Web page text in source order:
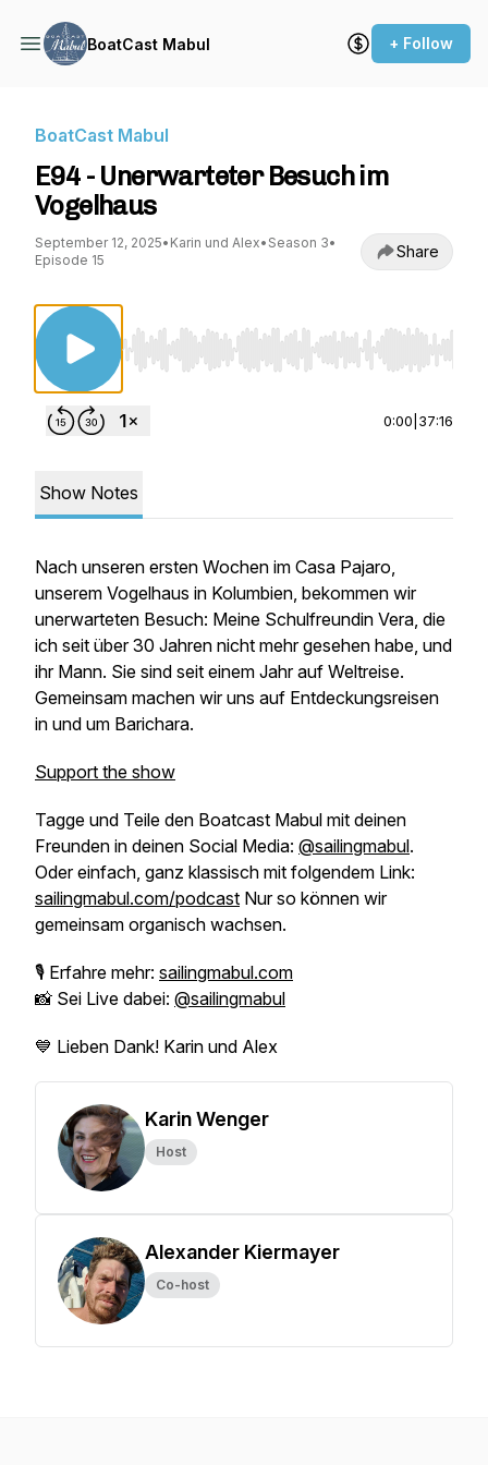
BoatCast Mabul + Follow
BoatCast Mabul
E94 - Unerwarteter Besuch im
Vogelhaus
September 12, 2025• Karin und Alex• Season 3•
Episode 15
Share
Use Left/Right to seek, Home/End to jump to
0:00 37:16
Show Notes
Nach unseren ersten Wochen im Casa Pajaro,
unserem Vogelhaus in Kolumbien, bekommen wir
unerwarteten Besuch: Meine Schulfreundin Vera, die
ich seit über 30 Jahren nicht mehr gesehen habe, und
ihr Mann. Sie sind seit einem Jahr auf Weltreise.
Gemeinsam machen wir uns auf Entdeckungsreisen
in und um Barichara.
Support the show
Tagge und Teile den Boatcast Mabul mit deinen
Freunden in deinen Social Media: @sailingmabul.
Oder einfach, ganz klassisch mit folgendem Link:
sailingmabul.com/podcast Nur so können wir
gemeinsam organisch wachsen.
🎙 Erfahre mehr: sailingmabul.com
📸 Sei Live dabei: @sailingmabul
💙 Lieben Dank! Karin und Alex
Karin Wenger
Host
Alexander Kiermayer
Co-host